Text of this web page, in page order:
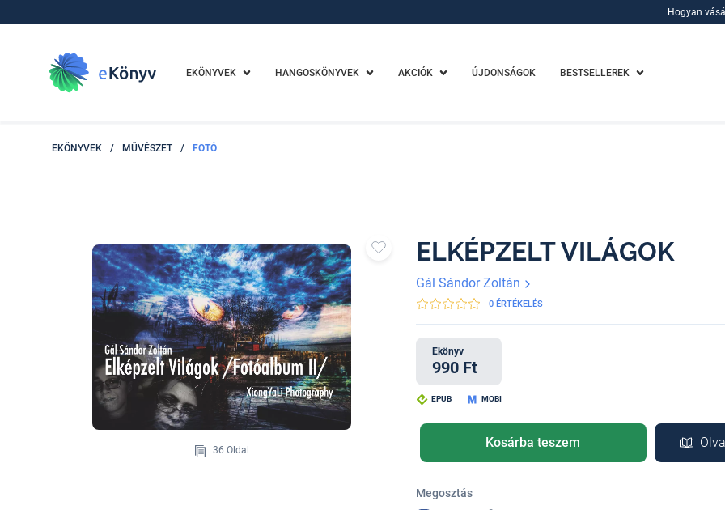
Hogyan
EKÖNYVEK HANGOSKÖNYVEK AKCIÓK ÚJDONSÁGOK BESTSELLEREK
EKÖNYVEK / MŰVÉSZET / FOTÓ
36 Oldal
ELKÉPZELT VILÁGOK
Gál Sándor Zoltán
0 ÉRTÉKELÉS
Ekönyv
990 Ft
EPUB MOBI
Kosárba teszem
Megosztás